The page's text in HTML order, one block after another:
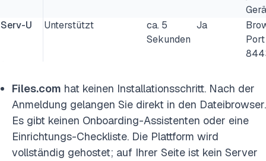
Serv-U
Unterstützt
ca. 5
Sekunden
Ja
Port
Files.com hat keinen Installationsschritt. Nach der
Anmeldung gelangen Sie direkt in den Dateibrowser.
Es gibt keinen Onboarding-Assistenten oder eine
Einrichtungs-Checkliste. Die Plattform wird
vollständig gehostet; auf Ihrer Seite ist kein Server